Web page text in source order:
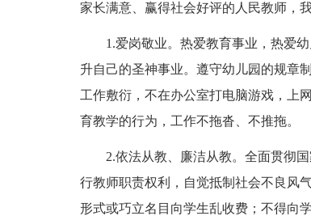
家长满意、赢得社会好评的人民教师，
1.爱岗敬业。热爱教育事业，热爱幼
升自己的圣神事业。遵守幼儿园的规章
工作敷衍，不在办公室打电脑游戏，上
育教学的行为，工作不拖沓、不推拖。
2.依法从教、廉洁从教。全面贯彻国
行教师职责权利，自觉抵制社会不良风
形式或巧立名目向学生乱收费；不得向